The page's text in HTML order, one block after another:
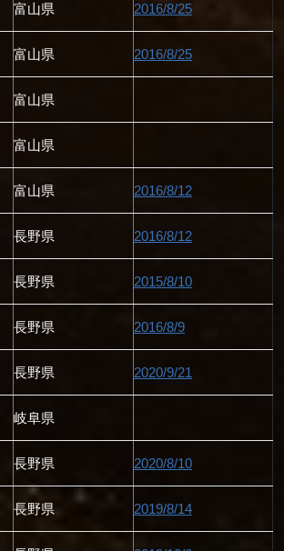
富山県 2016/8/25
富山県 2016/8/25
富山県
富山県
富山県 2016/8/12
長野県 2016/8/12
長野県 2015/8/10
長野県 2016/8/9
長野県 2020/9/21
岐阜県
長野県 2020/8/10
長野県 2019/8/14